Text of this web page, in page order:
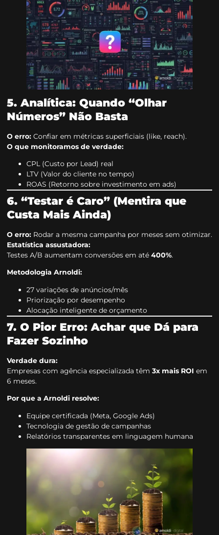
5. Analítica: Quando “Olhar
Números” Não Basta
O erro: Confiar em métricas superficiais (like, reach).
O que monitoramos de verdade:
CPL (Custo por Lead) real
LTV (Valor do cliente no tempo)
ROAS (Retorno sobre investimento em ads)
6. “Testar é Caro” (Mentira que
Custa Mais Ainda)
O erro: Rodar a mesma campanha por meses sem otimizar.
Estatística assustadora:
Testes A/B aumentam conversões em até 400%.
Metodologia Arnoldi:
27 variações de anúncios/mês
Priorização por desempenho
Alocação inteligente de orçamento
7. O Pior Erro: Achar que Dá para
Fazer Sozinho
Verdade dura:
Empresas com agência especializada têm 3x mais ROI em
6 meses.
Por que a Arnoldi resolve:
Equipe certificada (Meta, Google Ads)
Tecnologia de gestão de campanhas
Relatórios transparentes em linguagem humana